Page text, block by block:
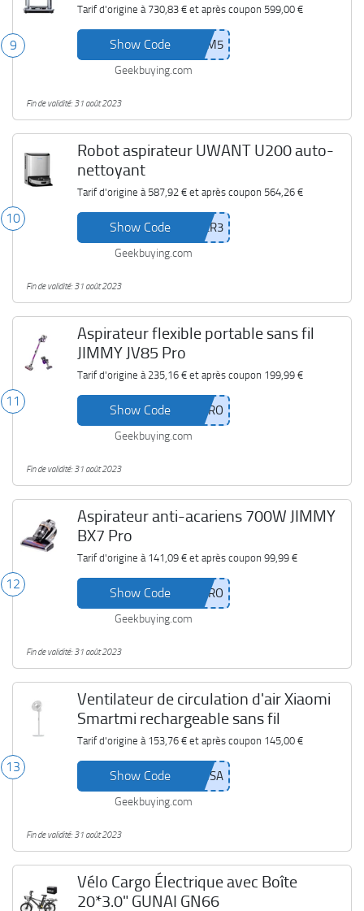
9
Tarif d'origine à 730,83 €et après coupon 599,00 €
Show Code
Geekbuying.com
Fin de validité: 31 août 2023
10
Robot aspirateur UWANT U200 auto-
nettoyant
Tarif d'origine à 587,92 €et après coupon 564,26 €
Show Code
Geekbuying.com
Fin de validité: 31 août 2023
11
Aspirateur flexible portable sans fil
JIMMY JV85 Pro
Tarif d'origine à 235,16 €et après coupon 199,99 €
Show Code
Geekbuying.com
Fin de validité: 31 août 2023
12
Aspirateur anti-acariens 700W JIMMY
BX7 Pro
Tarif d'origine à 141,09 €et après coupon 99,99 €
Show Code
Geekbuying.com
Fin de validité: 31 août 2023
13
Ventilateur de circulation d'air Xiaomi
Smartmi rechargeable sans fil
Tarif d'origine à 153,76 €et après coupon 145,00 €
Show Code
Geekbuying.com
Fin de validité: 31 août 2023
Vélo Cargo Électrique avec Boîte
20*3.0" GUNAI GN66